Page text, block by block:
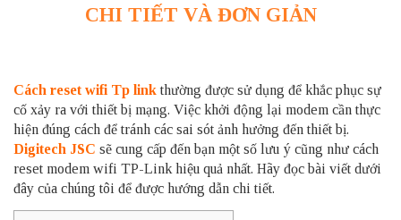
CHI TIẾT VÀ ĐƠN GIẢN
Cách reset wifi Tp link thường được sử dụng để khắc phục sự
cố xảy ra với thiết bị mạng. Việc khởi động lại modem cần thực
hiện đúng cách để tránh các sai sót ảnh hưởng đến thiết bị.
Digitech JSC sẽ cung cấp đến bạn một số lưu ý cũng như cách
reset modem wifi TP-Link hiệu quả nhất. Hãy đọc bài viết dưới
đây của chúng tôi để được hướng dẫn chi tiết.